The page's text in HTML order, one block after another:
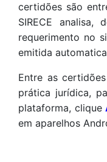
certidões são
SIRECE
requerimento no
emitida
Entre as
prática jurídica,
plataforma, clique
em aparelhos